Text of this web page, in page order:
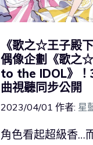
《歌之☆王子殿
偶像企劃《歌之
to the IDOL》！
曲視聽同步公開
2023/04/01 作者: 星
角色看起超級香…